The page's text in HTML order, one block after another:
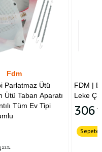
FDM | Blue Bird | Spot Lifter
Leke Çıkarıcı Sprey 500 ml
30640 TL